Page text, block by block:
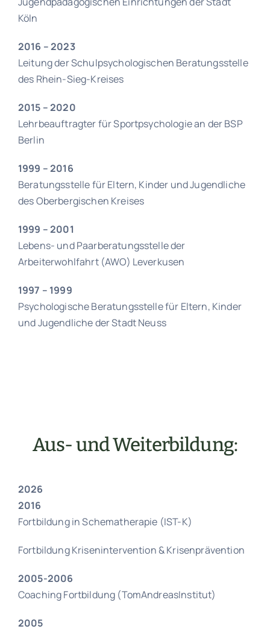
Köln
2016 – 2023
Leitung der Schulpsychologischen Beratungsstelle
des Rhein-Sieg-Kreises
2015 – 2020
Lehrbeauftragter für Sportpsychologie an der BSP
Berlin
1999 – 2016
Beratungsstelle für Eltern, Kinder und Jugendliche
des Oberbergischen Kreises
1999 – 2001
Lebens- und Paarberatungsstelle der
Arbeiterwohlfahrt (AWO) Leverkusen
1997 – 1999
Psychologische Beratungsstelle für Eltern, Kinder
und Jugendliche der Stadt Neuss
Aus- und Weiterbildung:
2026
2016
Fortbildung in Schematherapie (IST-K)
Fortbildung Krisenintervention & Krisenprävention
2005-2006
Coaching Fortbildung (TomAndreasInstitut)
2005